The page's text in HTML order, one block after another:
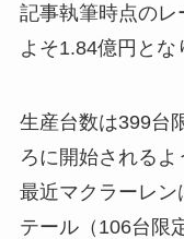
記事執筆時点の
よそ1.84億円とな
生産台数は399台
ろに開始されるよ
最近マクラーレン
テール（106台限